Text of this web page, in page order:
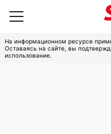
На информационном ресурсе
Оставаясь на сайте, вы
использование.